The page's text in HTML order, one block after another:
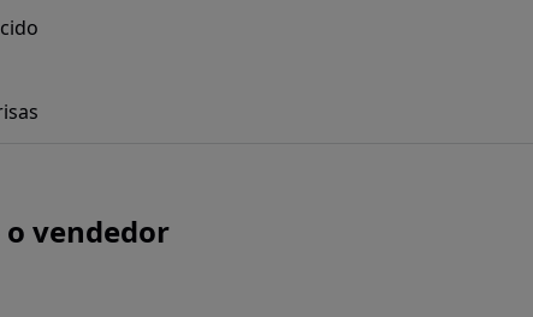
vendedor